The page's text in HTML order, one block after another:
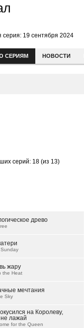
19 сентября 2024
СЕРИЯМ НОВОСТИ
серий: 18 (из 13)
древо
жару
the Heat
мечтания
Sky
на Королеву,
лажай
for the Queen